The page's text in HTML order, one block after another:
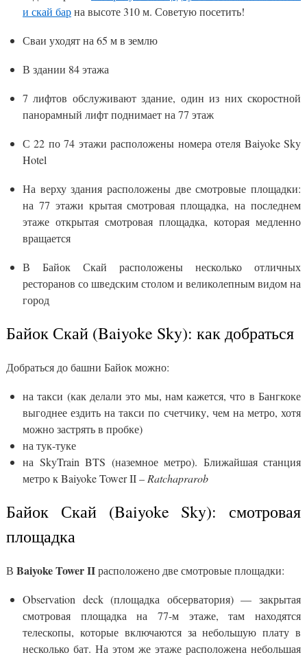
и скай барна высоте 310 м. Советую посетить!
Сваи уходят на 65 м в землю
В здании 84 этажа
7 лифтов обслуживают здание, один из них скоростной
панорамный лифт поднимает на 77 этаж
С 22 по 74 этажи расположены номера отеля Baiyoke Sky
Hotel
На верху здания расположены две смотровые площадки:
на 77 этажи крытая смотровая площадка, на последнем
этаже открытая смотровая площадка, которая медленно
вращается
В Байок Скай расположены несколько отличных
ресторанов со шведским столом и великолепным видом на
город
Байок Скай (Baiyoke Sky): как добраться
Добраться до башни Байок можно:
на такси (как делали это мы, нам кажется, что в Бангкоке
выгоднее ездить на такси по счетчику, чем на метро, хотя
можно застрять в пробке)
на тук-туке
на SkyTrain BTS (наземное метро). Ближайшая станция
метро к Baiyoke Tower II –Ratchaprarob
Байок Скай (Baiyoke Sky): смотровая
площадка
В Baiyoke Tower IIрасположено две смотровые площадки:
Observation deck (площадка обсерватория) — закрытая
смотровая площадка на 77-м этаже, там находятся
телескопы, которые включаются за небольшую плату в
несколько бат. На этом же этаже расположена небольшая